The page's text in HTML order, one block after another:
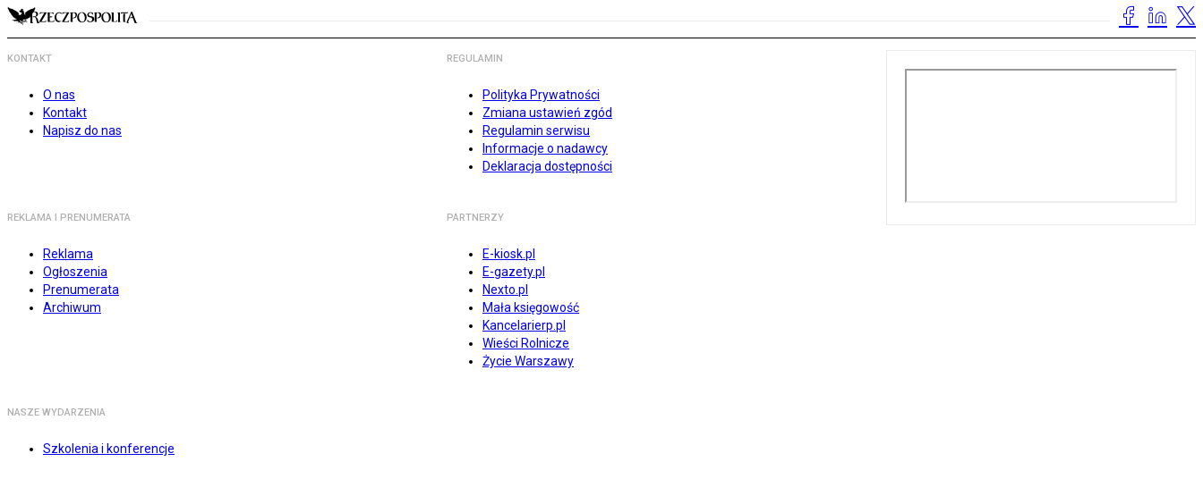
KONTAKT
O nas
Kontakt
Napisz do nas
REGULAMIN
Polityka Prywatności
Zmiana ustawień zgód
Regulamin serwisu
Informacje o nadawcy
Deklaracja dostępności
REKLAMA I PRENUMERATA
Reklama
Ogłoszenia
Prenumerata
Archiwum
PARTNERZY
E-kiosk.pl
E-gazety.pl
Nexto.pl
Mała księgowość
Kancelarierp.pl
Wieści Rolnicze
Życie Warszawy
NASZE WYDARZENIA
Szkolenia i konferencje